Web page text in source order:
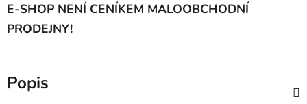
E-SHOP NENÍ CENÍKEM MALOOBCHODNÍ
PRODEJNY!
Popis